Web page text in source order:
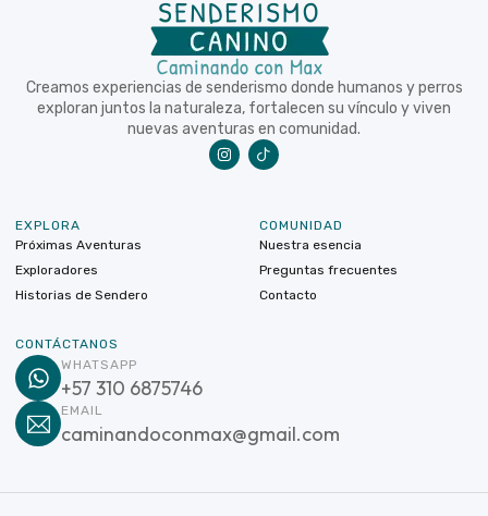
Creamos experiencias de senderismo donde humanos y perros
exploran juntos la naturaleza, fortalecen su vínculo y viven
nuevas aventuras en comunidad.
EXPLORA
Próximas Aventuras
Exploradores
Historias de Sendero
COMUNIDAD
Nuestra esencia
Preguntas frecuentes
Contacto
CONTÁCTANOS
WHATSAPP
+57 310 6875746
EMAIL
caminandoconmax@gmail.com